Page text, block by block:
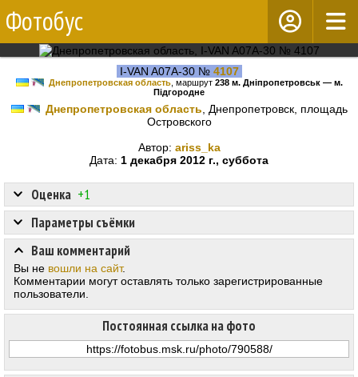
Фотобус
I-VAN A07A-30 № 4107
Днепропетровская область, маршрут 238 м. Дніпропетровськ — м.
Підгородне
Днепропетровская область , Днепропетровск, площадь
Островского
Автор: ariss_ka
Дата: 1 декабря 2012 г., суббота
Оценка +1
Постоянная ссылка на фото
Параметры съёмки
Ваш комментарий
Вы не вошли на сайт.
Комментарии могут оставлять только зарегистрированные
пользователи.